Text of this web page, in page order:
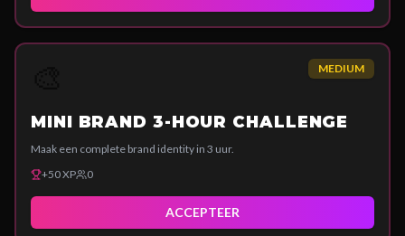
MEDIUM
MINI BRAND 3-HOUR CHALLENGE
Maak een complete brand identity in 3 uur.
+50XP 0
ACCEPTEER